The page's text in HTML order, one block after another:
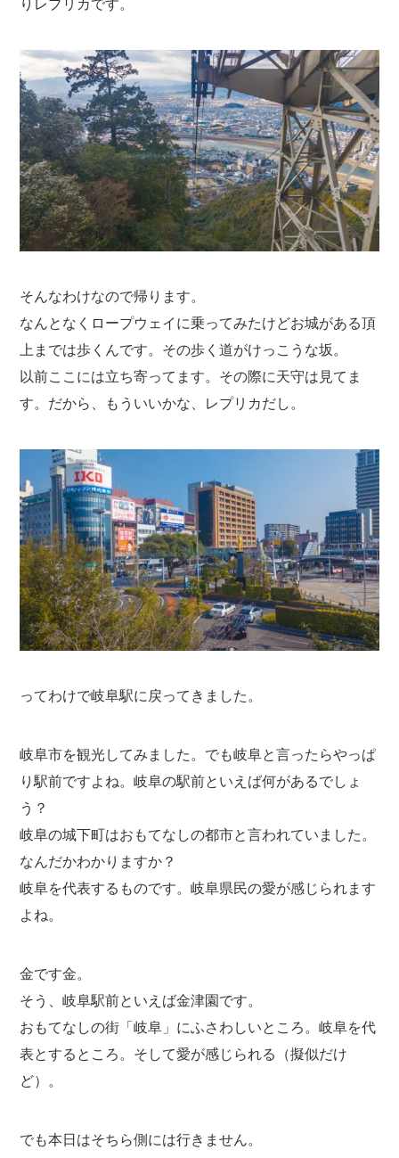
りレプリカです。
そんなわけなので帰ります。
なんとなくロープウェイに乗ってみたけどお城がある頂
上までは歩くんです。その歩く道がけっこうな坂。
以前ここには立ち寄ってます。その際に天守は見てま
す。だから、もういいかな、レプリカだし。
ってわけで岐阜駅に戻ってきました。
岐阜市を観光してみました。でも岐阜と言ったらやっぱ
り駅前ですよね。岐阜の駅前といえば何があるでしょ
う？
岐阜の城下町はおもてなしの都市と言われていました。
なんだかわかりますか？
岐阜を代表するものです。岐阜県民の愛が感じられます
よね。
金です金。
そう、岐阜駅前といえば金津園です。
おもてなしの街「岐阜」にふさわしいところ。岐阜を代
表とするところ。そして愛が感じられる（擬似だけ
ど）。
でも本日はそちら側には行きません。